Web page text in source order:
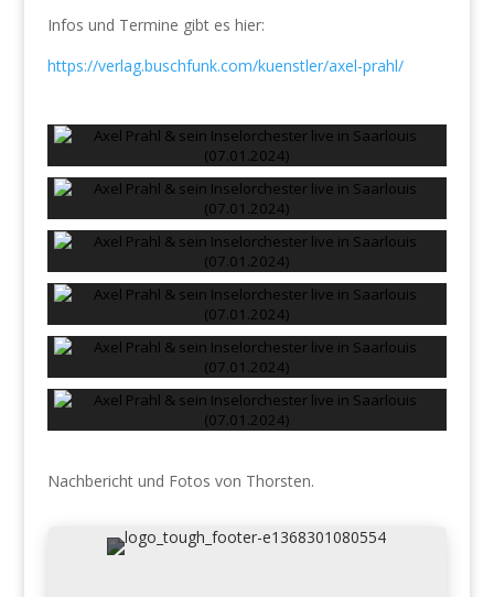
Infos und Termine gibt es hier:
https://verlag.buschfunk.com/kuenstler/axel-prahl/
Nachbericht und Fotos von Thorsten.